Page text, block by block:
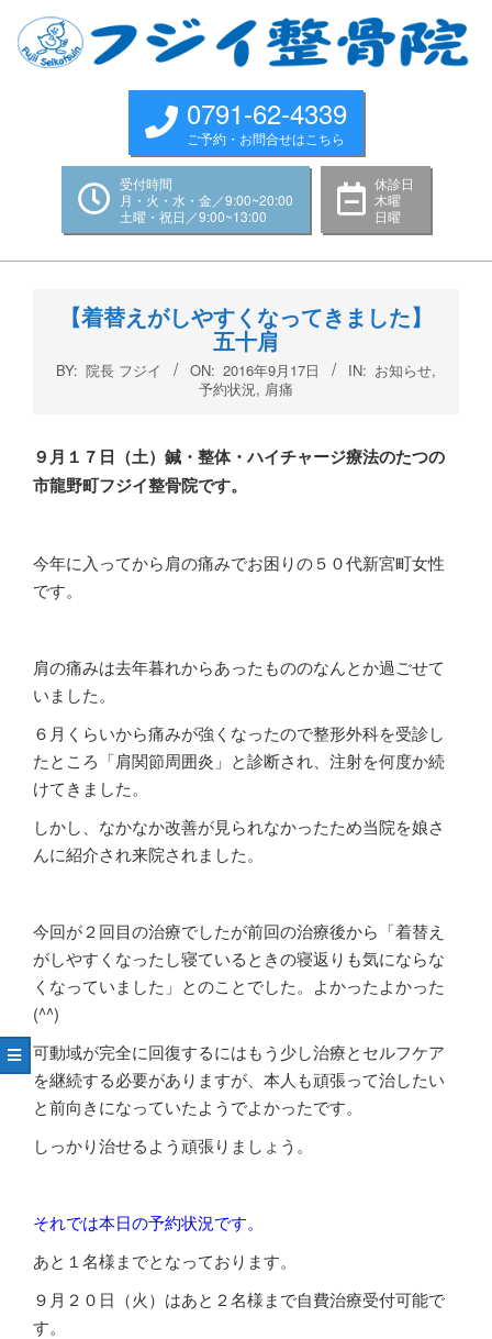
content
0791-62-4339
ご予約・お問合せはこちら
受付時間
月・火・水・金／9:00~20:00
土曜・祝日／9:00~13:00
休診日
木曜
日曜
【着替えがしやすくなってきました】
五十肩
BY: 院長 フジイ ON: 2016年9月17日 IN: お知らせ,
予約状況, 肩痛
９月１７ 日（土）鍼・整体・ハイチャージ療法のたつの
市龍野町フジイ整骨院です。
今年に入ってから肩の痛みでお困りの５０代新宮町女性
です。
肩の痛みは去年暮れからあったもののなんとか過ごせて
いました。
６月くらいから痛みが強くなったので整形外科を受診し
たところ「肩関節周囲炎」と診断され、注射を何度か続
けてきました。
しかし、なかなか改善が見られなかったため当院を娘さ
んに紹介され来院されました。
今回が２回目の治療でしたが前回の治療後から「着替え
がしやすくなったし寝ているときの寝返りも気にならな
くなっていました」とのことでした。よかったよかった
(^^)
可動域が完全に回復するにはもう少し治療とセルフケア
を継続する必要がありますが、本人も頑張って治したい
と前向きになっていたようでよかったです。
しっかり治せるよう頑張りましょう。
それでは本日の予約状況です。
あと１名様までとなっております。
９月２０日（火）はあと２名様まで自費治療受付可能で
す。